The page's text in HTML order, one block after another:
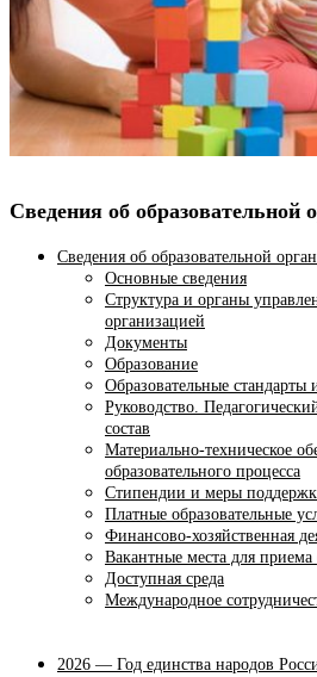
Сведения об образовательной
Сведения об образовательной
Основные сведения
Структура и органы
организацией
Документы
Образование
Образовательные стандарты
Руководство.
состав
Материально-техническое
образовательного процесса
Стипендии и меры
Платные образовательные
Финансово-хозяйственная
Вакантные места для
Доступная среда
Международное
2026 — Год единства народов